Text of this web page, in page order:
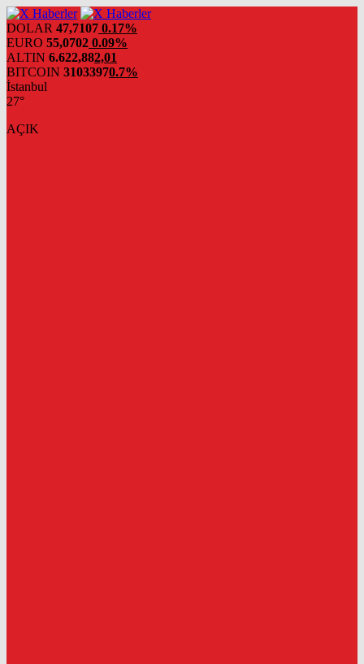
DOLAR 47,7107 0.17%
EURO 55,0702 0.09%
ALTIN 6.622,882,01
BITCOIN 31033970.7%
İstanbul
27°
AÇIK